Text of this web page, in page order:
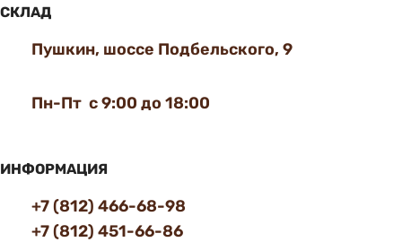
СКЛАД
Пушкин, шоссе Подбельского, 9
Пн-Пт с 9:00 до 18:00
ИНФОРМАЦИЯ
+7 (812) 466-68-98
+7 (812) 451-66-86